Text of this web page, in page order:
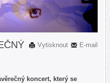
E-mail
Vytisknout
koncert, který se